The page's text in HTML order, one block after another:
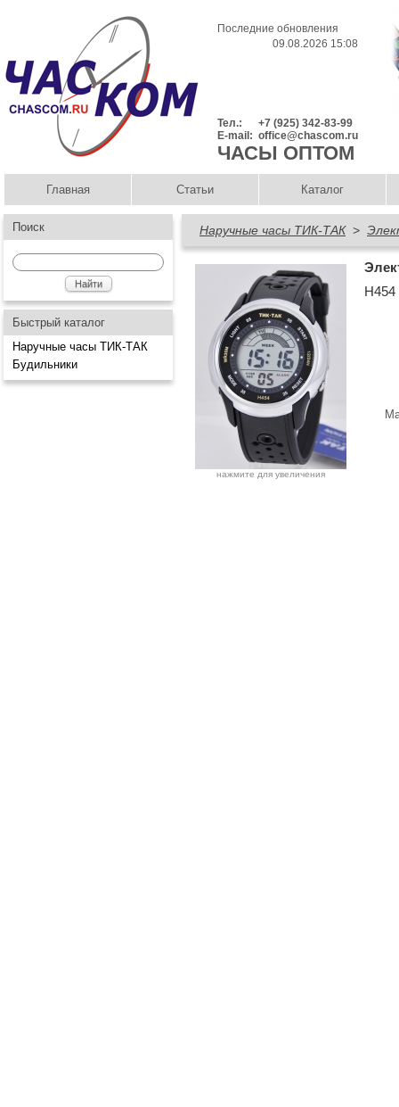
Последние обновления
09.08.2026 15:08
Тел.:
+7 (925) 342-83-99
E-mail: office@chascom.ru
ЧАСЫ ОПТОМ
Главная Статьи Каталог
Поиск
Быстрый каталог
Наручные часы ТИК-ТАК
Будильники
Наручные часы ТИК-ТАК>
нажмите для увеличения
Н454